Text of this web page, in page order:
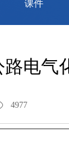
课件
电气
4977